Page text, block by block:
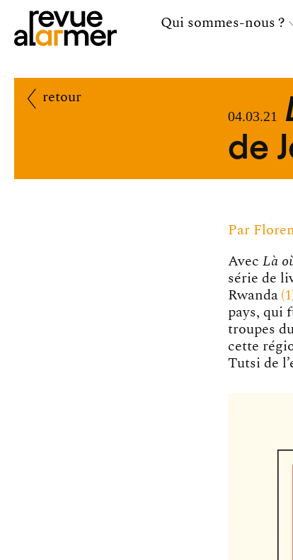
Qui sommes-nous ?
04.03.21
de
Par
Avec Là
série de
Rwanda 1
pays, qui
troupes
cette
Tutsi de
retour